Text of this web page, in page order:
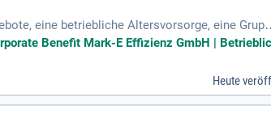
eine betriebliche Altersvorsorge, eine
in Kooperation
Benefit Mark-E Effizienz GmbH |
Heute